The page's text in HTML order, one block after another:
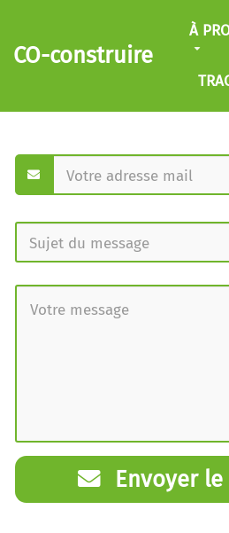
Aller au contenu principal
CO-construire
À
Envoyer le